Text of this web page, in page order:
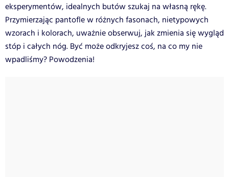
eksperymentów, idealnych butów szukaj na własną rękę.
Przymierzając pantofle w różnych fasonach, nietypowych
wzorach i kolorach, uważnie obserwuj, jak zmienia się wygląd
stóp i całych nóg. Być może odkryjesz coś, na co my nie
wpadliśmy? Powodzenia!